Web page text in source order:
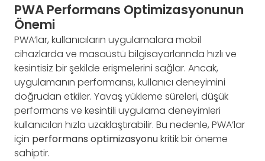
PWA Performans Optimizasyonunun
Önemi
PWA’lar, kullanıcıların uygulamalara mobil
cihazlarda ve masaüstü bilgisayarlarında hızlı ve
kesintisiz bir şekilde erişmelerini sağlar. Ancak,
uygulamanın performansı, kullanıcı deneyimini
doğrudan etkiler. Yavaş yükleme süreleri, düşük
performans ve kesintili uygulama deneyimleri
kullanıcıları hızla uzaklaştırabilir. Bu nedenle, PWA’lar
için performans optimizasyonukritik bir öneme
sahiptir.